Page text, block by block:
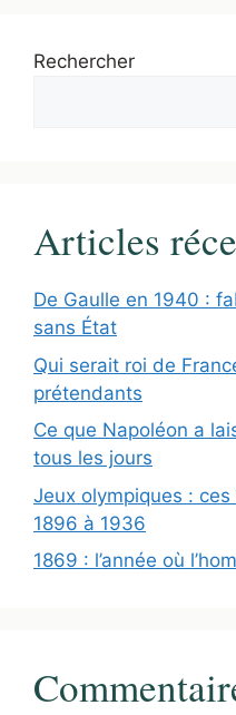
Rechercher
Articles
De Gaulle en 1940 :
sans État
Qui serait roi de
prétendants
Ce que Napoléon a
tous les jours
Jeux olympiques :
1896 à 1936
1869 : l’année où